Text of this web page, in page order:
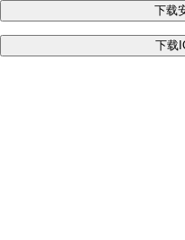
下载
下载